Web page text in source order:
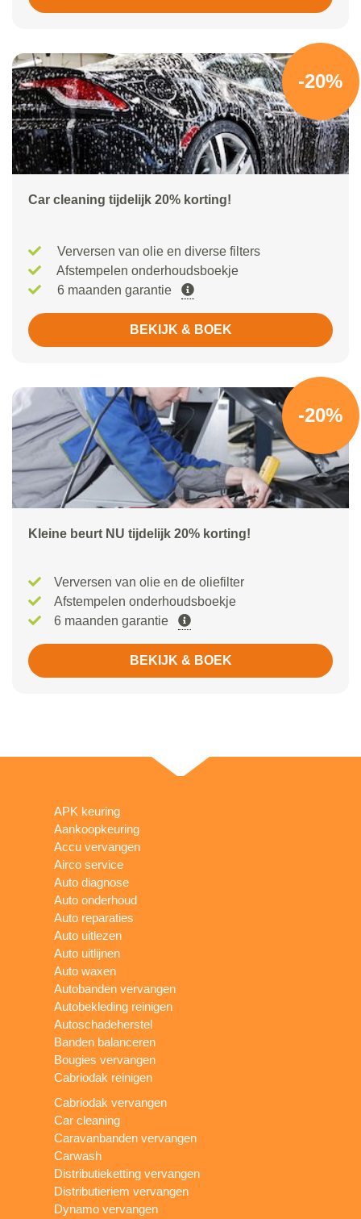
-20%
Car cleaning tijdelijk 20% korting!
Verversen van olie en diverse filters
Afstempelen onderhoudsboekje
6 maanden garantie
BEKIJK & BOEK
-20%
Kleine beurt NU tijdelijk 20% korting!
Verversen van olie en de oliefilter
Afstempelen onderhoudsboekje
6 maanden garantie
BEKIJK & BOEK
APK keuring
Aankoopkeuring
Accu vervangen
Airco service
Auto diagnose
Auto onderhoud
Auto reparaties
Auto uitlezen
Auto uitlijnen
Auto waxen
Autobanden vervangen
Autobekleding reinigen
Autoschadeherstel
Banden balanceren
Bougies vervangen
Cabriodak reinigen
Cabriodak vervangen
Car cleaning
Caravanbanden vervangen
Carwash
Distributieketting vervangen
Distributieriem vervangen
Dynamo vervangen